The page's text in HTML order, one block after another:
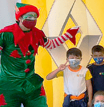
Varios
movilidad
conectada